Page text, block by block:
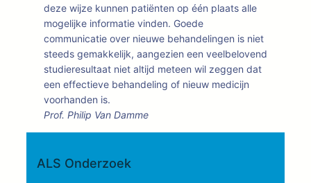
deze wijze kunnen patiënten op één plaats alle
mogelijke informatie vinden. Goede
communicatie over nieuwe behandelingen is niet
steeds gemakkelijk, aangezien een veelbelovend
studieresultaat niet altijd meteen wil zeggen dat
een effectieve behandeling of nieuw medicijn
voorhanden is.
Prof. Philip Van Damme
ALS Onderzoek